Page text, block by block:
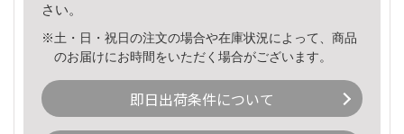
さい。
※土・日・祝日の注文の場合や在庫状況によって、商品
のお届けにお時間をいただく場合がございます。
即日出荷条件について